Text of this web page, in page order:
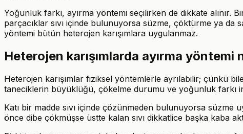
Yoğunluk farkı, ayırma yöntemi seçilirken de dikkate alınır.
parçacıklar sıvı içinde bulunuyorsa süzme, çöktürme ya da
yöntemi bütün heterojen karışımlara uygulanmaz.
Heterojen karışımlarda ayırma yöntemi
Heterojen karışımlar fiziksel yöntemlerle ayrılabilir; çünkü
taneciklerin büyüklüğü, çökelme durumu ve yoğunluk farkı
Katı bir madde sıvı içinde çözünmeden bulunuyorsa
önce dibe çökmüşse üstte kalan sıvı dikkatlice başka kaba